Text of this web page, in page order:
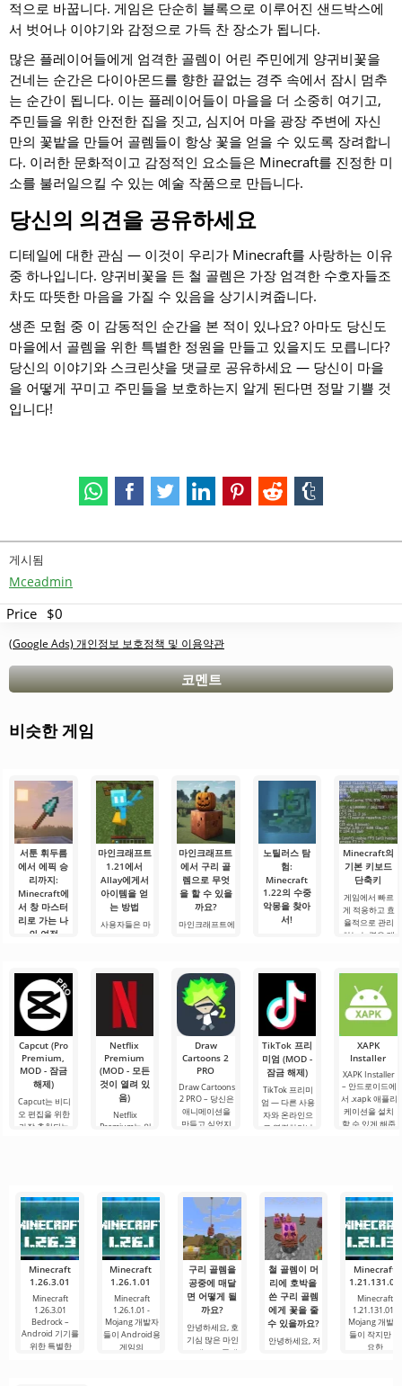
적으로 바꿉니다. 게임은 단순히 블록으로 이루어진 샌드박스에
서 벗어나 이야기와 감정으로 가득 찬 장소가 됩니다.
많은 플레이어들에게 엄격한 골렘이 어린 주민에게 양귀비꽃을
건네는 순간은 다이아몬드를 향한 끝없는 경주 속에서 잠시 멈추
는 순간이 됩니다. 이는 플레이어들이 마을을 더 소중히 여기고,
주민들을 위한 안전한 집을 짓고, 심지어 마을 광장 주변에 자신
만의 꽃밭을 만들어 골렘들이 항상 꽃을 얻을 수 있도록 장려합니
다. 이러한 문화적이고 감정적인 요소들은 Minecraft를 진정한 미
소를 불러일으킬 수 있는 예술 작품으로 만듭니다.
당신의 의견을 공유하세요
디테일에 대한 관심 — 이것이 우리가 Minecraft를 사랑하는 이유
중 하나입니다. 양귀비꽃을 든 철 골렘은 가장 엄격한 수호자들조
차도 따뜻한 마음을 가질 수 있음을 상기시켜줍니다.
생존 모험 중 이 감동적인 순간을 본 적이 있나요? 아마도 당신도
마을에서 골렘을 위한 특별한 정원을 만들고 있을지도 모릅니다?
당신의 이야기와 스크린샷을 댓글로 공유하세요 — 당신이 마을
을 어떻게 꾸미고 주민들을 보호하는지 알게 된다면 정말 기쁠 것
입니다!
게시됨
Mceadmin
Price $0
(Google Ads) 개인정보 보호정책 및 이용약관
코멘트
비슷한 게임
서툰 휘두름
에서 에픽 승
리까지:
Minecraft에
서 창 마스터
리로 가는 나
의 여정
가 여러분! 오늘
저는 상상의 흰
가운을 입기로
했습니다 그리
마인크래프트
1.21에서
Allay에게서
아이템을 얻
는 방법
사용자들은 마
하는 데 도움을
주며, 그와 친구
가 되어야 한다
는 것을 알고 있
습니다. 그가 도
움을 주도록.
마인크래프트
에서 구리 골
렘으로 무엇
을 할 수 있을
까요?
마인크래프트에
크래프트 세계
에서는 항상 무
언가가 일어납
니다: 새로운 블
록, 신비로운 생
물 군계, 그리고.
노틸러스 탐
험:
Minecraft
1.22의 수중
악몽을 찾아
서!
글을 쓰는 동안
에도 감정이 북
받쳐 오릅니다.
오늘은 단순한
리뷰가 아닙니
다 — 이것은 저
의.
Minecraft의
기본 키보드
단축키
게임에서 빠르
게 적응하고 효
율적으로 관리
하는 능력은 매
Minecraft의 기
본 키를 사용하
면 필요한 요소
를 선택하고, 기
능, 인벤토리 또
는 주변 물체와
Capcut (Pro
Premium,
MOD - 잠금
해제)
Capcut는 비디
오 편집을 위한
가장 추천되는
장합니다. 많은
사용자에게 무
료 버전은 모든
편집 요구를
Netflix
Premium
(MOD - 모든
것이 열려 있
음)
Netflix
Premium는 안
있는 서비스 중
하나입니다. 이
곳에는 최신 미
디어 제품뿐만
아니라
Draw
Cartoons 2
PRO
Draw Cartoons
2 PRO – 당신은
애니메이션을
만들고 싶었지
에 달려 있습니
다. 복잡한
TikTok 프리
미엄 (MOD -
잠금 해제)
TikTok 프리미
엄 — 다른 사용
자와 온라인으
로 연결하거나
루를 시작하거
나 힘든 하루를.
XAPK
Installer
XAPK Installer
– 안드로이드에
서 .xapk 애플리
케이션을 설치
할 수 있게 해줍
시작할 수
Minecraft
1.26.3.01
Minecraft
1.26.3.01
Bedrock –
Android 기기를
위한 특별한
Minecraft
1.26.1.01
Minecraft
1.26.1.01 -
Mojang 개발자
들이 Android용
게임의
구리 골렘을
공중에 매달
면 어떻게 될
까요?
안녕하세요, 호
기심 많은 마인
크래프트 플레
철 골렘이 머
리에 호박을
쓴 구리 골렘
에게 꽃을 줄
수 있을까요?
안녕하세요, 저
Minecraft
1.21.131.01
Minecraft
1.21.131.01 -
Mojang 개발자
들이 작지만 중
요한